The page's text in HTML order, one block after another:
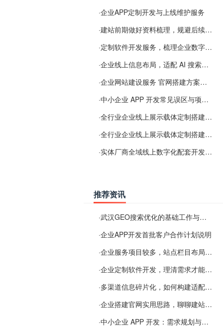
·企业APP定制开发与上线维护服务
·建站前期做好资料梳理，规避后续各类使用难题
·定制软件开发服务，梳理企业数字化落地常见难点
·企业线上信息布局，适配 AI 搜索需要留意这些要点
·企业网站建设服务 官网搭建方案经验分享
·中小企业 APP 开发常见误区与项目规划实用经验
·全行业企业线上展示载体定制搭建服务
·全行业企业线上展示载体定制搭建服务
·实体厂商全域线上数字化配套开发与地域检索优化服务
推荐资讯
·武汉GEO搜索优化的基础工作与实施思路
·企业APP开发首批客户合作计划说明
·企业服务项目较多，站点栏目布局规划参考思路
·企业定制软件开发，理清需求才能提升数字化落地效率
·多渠道信息碎片化，如何构建适配 AI 检索的品牌信息源
·企业搭建官网实用思路，聊聊建站容易忽视的问题
·中小企业 APP 开发：需求规划与项目落地避坑经验分享